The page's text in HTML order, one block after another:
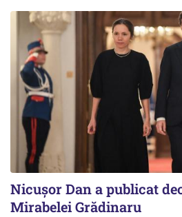
Nicuşor Dan a publicat
Mirabelei Grădinaru